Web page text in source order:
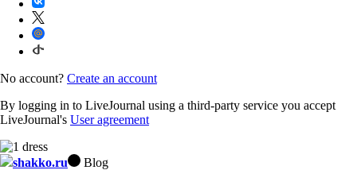
No account? Create an account
By logging in to LiveJournal using a third-party service you accept
LiveJournal's User agreement
shakko.ru Blog